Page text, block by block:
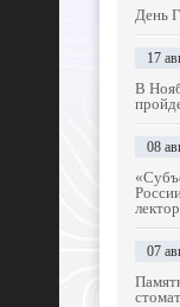
День
17
В
08
07